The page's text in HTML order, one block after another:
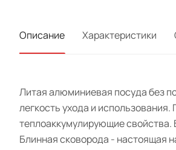
Описание Характеристики
Литая алюминиевая посуда без
легкость ухода и
теплоаккумулирующие
Блинная сковорода - настоящая